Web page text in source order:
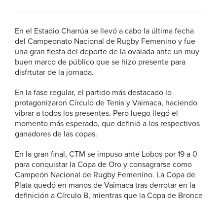
En el Estadio Charrúa se llevó a cabo la última fecha
del Campeonato Nacional de Rugby Femenino y fue
una gran fiesta del deporte de la ovalada ante un muy
buen marco de público que se hizo presente para
disfrtutar de la jornada.
En la fase regular, el partido más destacado lo
protagonizaron Círculo de Tenis y Vaimaca, haciendo
vibrar a todos los presentes. Pero luego llegó el
momento más esperado, que definió a los respectivos
ganadores de las copas.
En la gran final, CTM se impuso ante Lobos por 19 a 0
para conquistar la Copa de Oro y consagrarse como
Campeón Nacional de Rugby Femenino. La Copa de
Plata quedó en manos de Vaimaca tras derrotar en la
definición a Círculo B, mientras que la Copa de Bronce